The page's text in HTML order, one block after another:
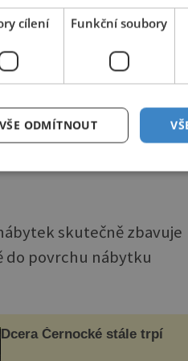
skutečně zbavuje
do povrchu nábytku
Dcera Černocké stále trpí
cílení Funkční soubory
VŠE ODMÍTNOUT